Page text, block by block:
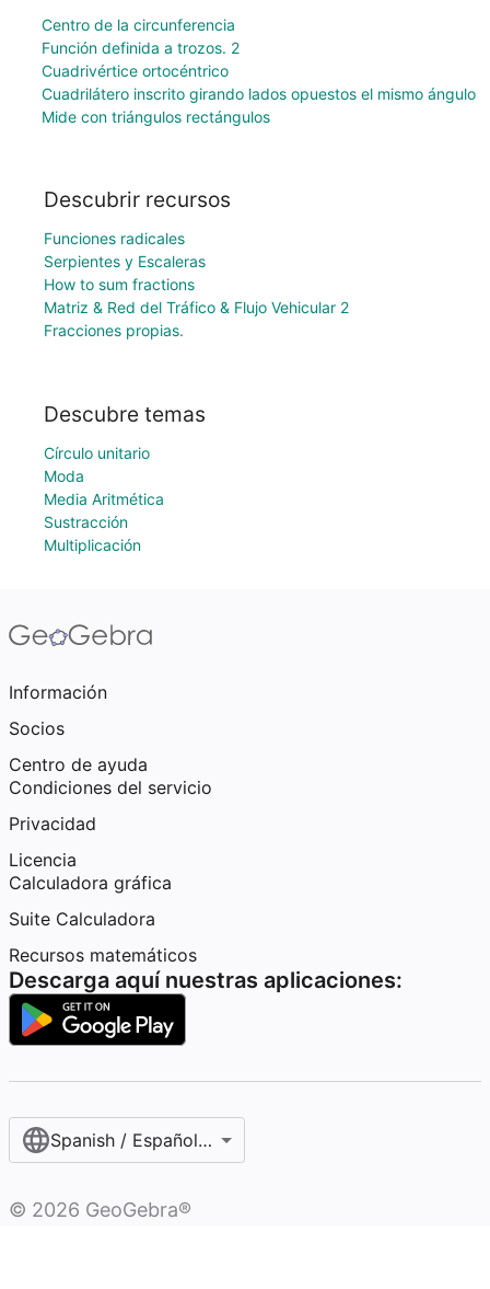
Centro de la circunferencia
Función definida a trozos. 2
Cuadrivértice ortocéntrico
Cuadrilátero inscrito girando lados opuestos el mismo ángulo
Mide con triángulos rectángulos
Descubrir recursos
Funciones radicales
Serpientes y Escaleras
How to sum fractions
Matriz & Red del Tráfico & Flujo Vehicular 2
Fracciones propias.
Descubre temas
Círculo unitario
Moda
Media Aritmética
Sustracción
Multiplicación
Información
Socios
Centro de ayuda
Condiciones del servicio
Privacidad
Licencia
Calculadora gráfica
Suite Calculadora
Recursos matemáticos
Descarga aquí nuestras aplicaciones:
Spanish / Español (internacional)
© 2026 GeoGebra®